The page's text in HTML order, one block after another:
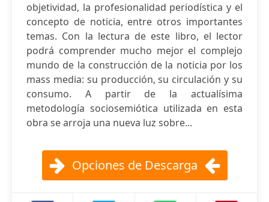
objetividad, la profesionalidad periodística y el
concepto de noticia, entre otros importantes
temas. Con la lectura de este libro, el lector
podrá comprender mucho mejor el complejo
mundo de la construcción de la noticia por los
mass media: su producción, su circulación y su
consumo. A partir de la actualísima
metodología sociosemiótica utilizada en esta
obra se arroja una nueva luz sobre...
Opciones de Descarga